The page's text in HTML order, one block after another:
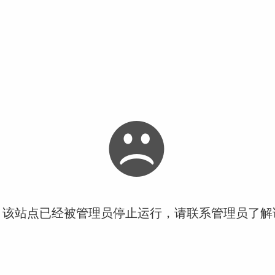
站点已经被管理员停止运行，请联系管理员了